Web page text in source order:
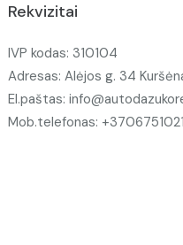
Rekvizitai
IVP kodas: 310104
Adresas: Alėjos g. 34
El.paštas:
Mob.telefonas: